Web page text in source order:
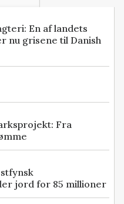
En af landets
nu grisene til Danish
Fra
jord for 85 millioner